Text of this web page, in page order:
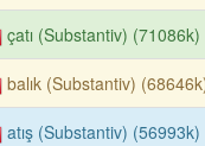
çatı (Substantiv) (71086k)
balık (Substantiv)
atış (Substantiv) (56993k)